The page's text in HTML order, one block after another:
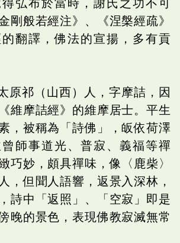
弘布於當時，謝氏之功不可
剛般若經注》、《涅槃經疏》
翻譯，佛法的宣揚，多有貢
原祁（山西）人，字摩詰，因
維摩詰經》的維摩居士。平生
，被稱為「詩佛」，皈依荷澤
師事道光、普寂、義福等禪
巧妙，頗具禪味，像〈鹿柴〉
，但聞人語響，返景入深林，
詩中「返照」、「空寂」即是
晚的景色，表現佛教寂滅無常